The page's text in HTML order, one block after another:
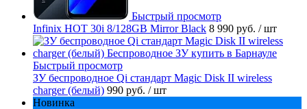
Быстрый просмотр
Infinix HOT 30i 8/128GB Mirror Black 8 990 руб. / шт
Быстрый просмотр
ЗУ беспроводное Qi стандарт Magic Disk II wireless
charger (белый) 990 руб. / шт
Новинка